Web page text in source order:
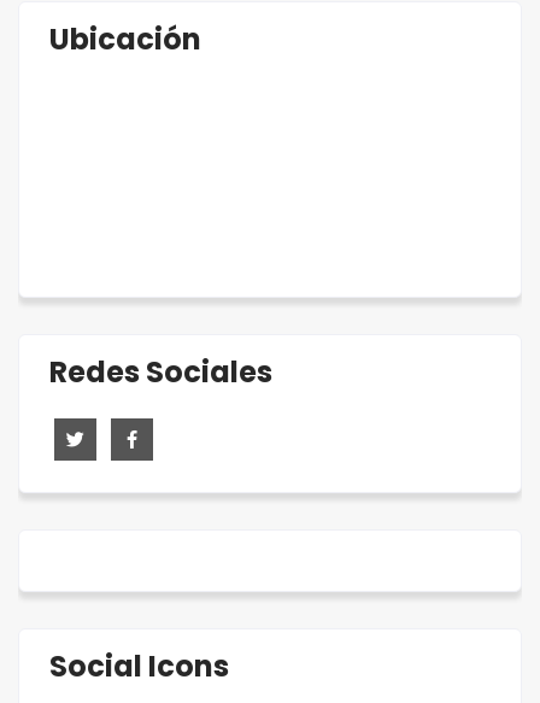
Ubicación
Redes Sociales
Social Icons